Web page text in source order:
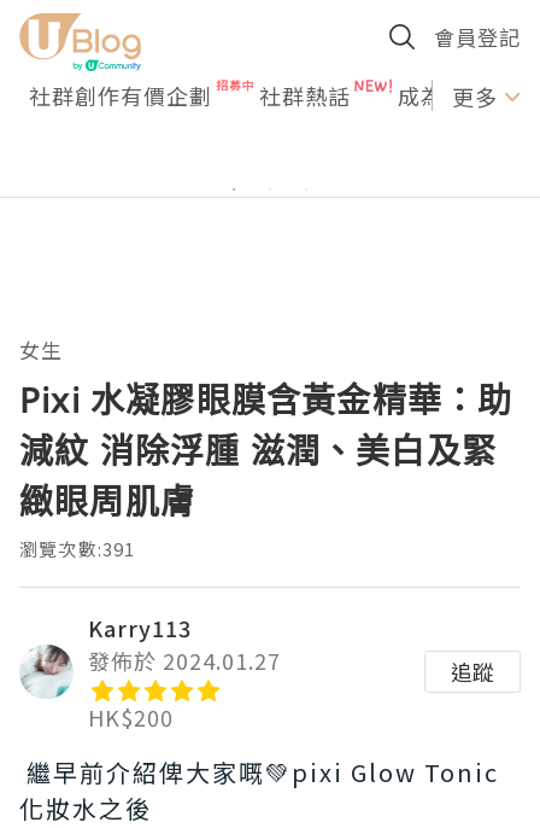
會員登記
社群創作有價企劃 社群熱話 成為U更多
女生
Pixi 水凝膠眼膜含黃金精華：助
減紋 消除浮腫 滋潤、美白及緊
緻眼周肌膚
瀏覽次數:391
Karry113
發佈於 2024.01.27
HK$200
追蹤
繼早前介紹俾大家嘅💚pixi Glow Tonic
化妝水之後